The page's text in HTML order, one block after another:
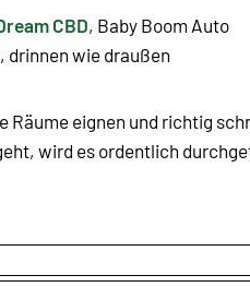
CBD, Baby Boom Auto
, drinnen wie draußen
Räume eignen und richtig
wird es ordentlich